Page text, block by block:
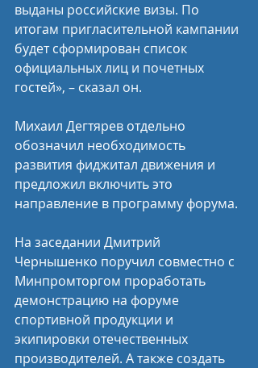
выданы российские визы. По
итогам пригласительной кампании
будет сформирован список
официальных лиц и почетных
гостей», – сказал он.
Михаил Дегтярев отдельно
обозначил необходимость
развития фиджитал движения и
предложил включить это
направление в программу форума.
На заседании Дмитрий
Чернышенко поручил совместно с
Минпромторгом проработать
демонстрацию на форуме
спортивной продукции и
экипировки отечественных
производителей. А также создать